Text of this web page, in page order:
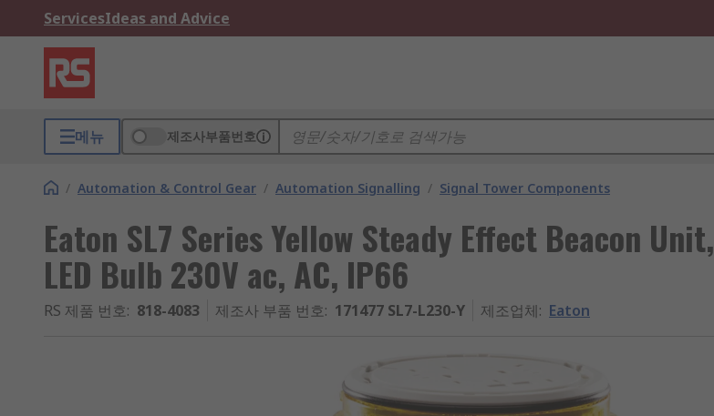
ServicesIdeas and Advice
메뉴 제조사부품번호
/ Automation & Control Gear / Automation Signalling / Signal Tower Components
Eaton SL7 Series Yellow Steady Effect Beacon Unit,
LED Bulb 230V ac, AC, IP66
RS 제품 번호: 818-4083 제조사 부품 번호: 171477 SL7-L230-Y 제조업체: Eaton